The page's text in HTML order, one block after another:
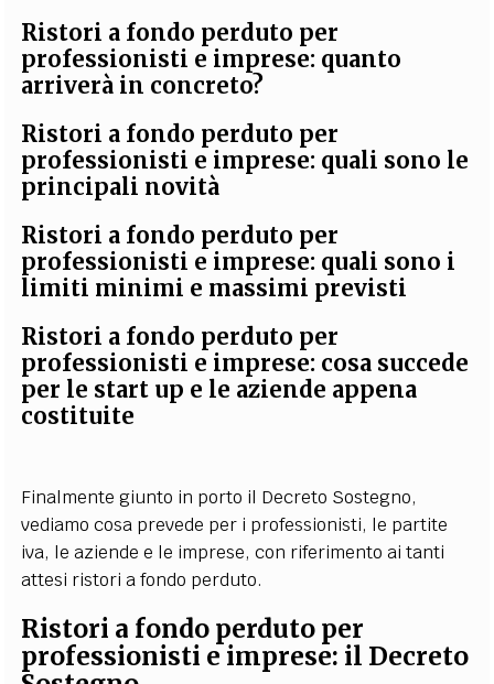
Ristori a fondo perduto per
professionisti e imprese: quanto
arriverà in concreto?
Ristori a fondo perduto per
professionisti e imprese: quali sono le
principali novità
Ristori a fondo perduto per
professionisti e imprese: quali sono i
limiti minimi e massimi previsti
Ristori a fondo perduto per
professionisti e imprese: cosa succede
per le start up e le aziende appena
costituite
Finalmente giunto in porto il Decreto Sostegno,
vediamo cosa prevede per i professionisti, le partite
iva, le aziende e le imprese, con riferimento ai tanti
attesi ristori a fondo perduto.
Ristori a fondo perduto per
professionisti e imprese: il Decreto